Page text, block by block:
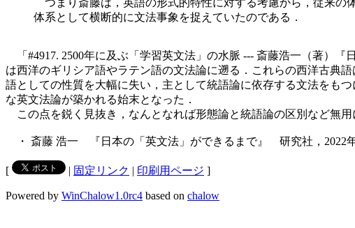
体系として横断的に文法事象を捉えていたのである．
「#4917. 2500年に及ぶ「学習英文法」の水脈 --- 斎藤浩一（著）『
は西洋のギリシア語やラテン語の文法論に遡る．これらの西洋古典
語としての性質を大幅に失い，主として統語論に依存する文法をも
な英文法論が築かれる始末となった．
この点を鋭く見抜き，なんとなれば形態論と統語論の区別など無
・ 斎藤 浩一 『日本の「英文法」ができるまで』 研究社，2022年
[ | 固定リンク | 印刷用ページ ]
Powered by WinChalow1.0rc4 based on chalow